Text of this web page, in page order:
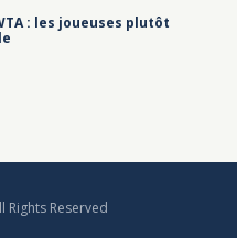
: les joueuses plutôt
Rights Reserved